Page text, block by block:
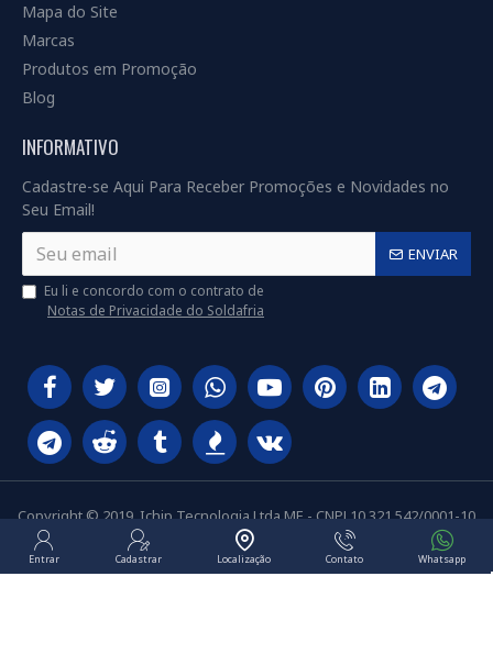
Mapa do Site
Marcas
Produtos em Promoção
Blog
INFORMATIVO
Cadastre-se Aqui Para Receber Promoções e Novidades no
Seu Email!
ENVIAR
Eu li e concordo com o contrato de
Notas de Privacidade do Soldafria
Copyright © 2019, Ichip Tecnologia Ltda ME - CNPJ 10.321.542/0001-10
Entrar Cadastrar Localização Contato Whatsapp